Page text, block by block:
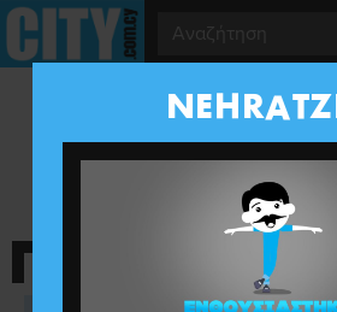
ΑΓΑΠΗΣΑ